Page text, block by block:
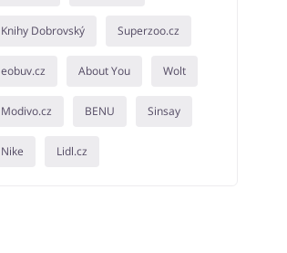
Knihy Dobrovský Superzoo.cz
eobuv.cz About You Wolt
Modivo.cz BENU Sinsay
Nike Lidl.cz